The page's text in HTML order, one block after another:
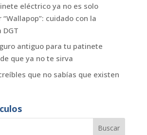
eléctrico ya no es solo
cuidado con la
antiguo para tu patinete
que ya no te sirva
que no sabías que existen